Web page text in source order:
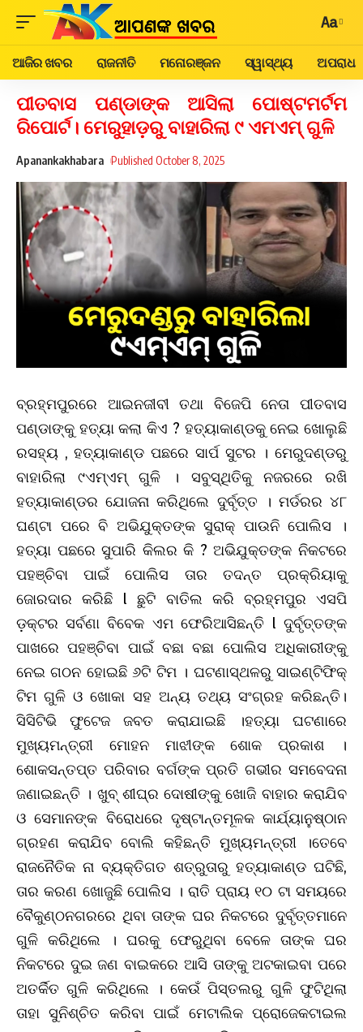
Aa
ଆଜିର ଖବର ରାଜନୀତି ମନୋରଞ୍ଜନ ସ୍ୱାସ୍ଥ୍ୟ ଅପରାଧ
ପୀତବାସ ପଣ୍ଡାଙ୍କ ଆସିଲା ପୋଷ୍ଟମର୍ଟମ
ରିପୋର୍ଟ। ମେରୁହାଡ଼ରୁ ବାହାରିଲା ୯ ଏମଏମ୍ ଗୁଳି
Apanankakhabara Published October 8, 2025
ବ୍ରହ୍ମପୁରରେ ଆଇନଜୀବୀ ତଥା ବିଜେପି ନେତା ପୀତବାସ
ପଣ୍ଡାଙ୍କୁ ହତ୍ୟା କଲା କିଏ ? ହତ୍ୟାକାଣ୍ଡକୁ ନେଇ ଖୋଲୁଛି
ରସହ୍ୟ , ହତ୍ୟାକାଣ୍ଡ ପଛରେ ସାର୍ପ ସୁଟର । ମେରୁଦଣ୍ଡରୁ
ବାହାରିଲା ୯ଏମ୍‌ଏମ୍‌ ଗୁଳି । ସବୁସ୍ଥିତିକୁ ନଜରରେ ରଖି
ହତ୍ୟାକାଣ୍ଡର ଯୋଜନା କରିଥିଲେ ଦୁର୍ବୃତ୍ତ । ମର୍ଡରର ୪୮
ଘଣ୍ଟା ପରେ ବି ଅଭିଯୁକ୍ତଙ୍କ ସୁରାକ୍ ପାଉନି ପୋଲିସ ।
ହତ୍ୟା ପଛରେ ସୁପାରି କିଲର କି ? ଅଭିଯୁକ୍ତଙ୍କ ନିକଟରେ
ପହଞ୍ଚିବା ପାଇଁ ପୋଲିସ ତାର ତଦନ୍ତ ପ୍ରକ୍ରିୟାକୁ
ଜୋରଦାର କରିଛି l ଛୁଟି ବାତିଲ କରି ବ୍ରହ୍ମପୁର ଏସପି
ଡ଼କ୍ଟର ସର୍ବଣା ବିବେକ ଏମ ଫେରିଆସିଛନ୍ତି l ଦୁର୍ବୃତ୍ତଙ୍କ
ପାଖରେ ପହଞ୍ଚିବା ପାଇଁ ବଛା ବଛା ପୋଲିସ ଅଧିକାରୀଙ୍କୁ
ନେଇ ଗଠନ ହୋଇଛି ୬ଟି ଟିମ । ଘଟଣାସ୍ଥଳରୁ ସାଇଣ୍ଟିଫିକ୍
ଟିମ ଗୁଳି ଓ ଖୋକା ସହ ଅନ୍ୟ ତଥ୍ୟ ସଂଗ୍ରହ କରିଛନ୍ତି।
ସିସିଟିଭି ଫୁଟେଜ ଜବତ କରାଯାଇଛି ।ହତ୍ୟା ଘଟଣାରେ
ମୁଖ୍ୟମନ୍ତ୍ରୀ ମୋହନ ମାଝୀଙ୍କ ଶୋକ ପ୍ରକାଶ ।
ଶୋକସନ୍ତପ୍ତ ପରିବାର ବର୍ଗଙ୍କ ପ୍ରତି ଗଭୀର ସମବେଦନା
ଜଣାଇଛନ୍ତି । ଖୁବ୍ ଶୀଘ୍ର ଦୋଷୀଙ୍କୁ ଖୋଜି ବାହାର କରାଯିବ
ଓ ସେମାନଙ୍କ ବିରୋଧରେ ଦୃଷ୍ଟାନ୍ତମୂଳକ କାର୍ଯ୍ୟାନୁଷ୍ଠାନ
ଗ୍ରହଣ କରାଯିବ ବୋଲି କହିଛନ୍ତି ମୁଖ୍ୟମନ୍ତ୍ରୀ ।ତେବେ
ରାଜନୈତିକ ନା ବ୍ୟକ୍ତିଗତ ଶତ୍ରୁତାରୁ ହତ୍ୟାକାଣ୍ଡ ଘଟିଛି,
ତାର କରଣ ଖୋଜୁଛି ପୋଲିସ । ରାତି ପ୍ରାୟ ୧୦ ଟା ସମୟରେ
ବୈକୁଣ୍ଠନଗରରେ ଥିବା ତାଙ୍କ ଘର ନିକଟରେ ଦୁର୍ବୃତ୍ତମାନେ
ଗୁଳି କରିଥିଲେ । ଘରକୁ ଫେରୁଥିବା ବେଳେ ତାଙ୍କ ଘର
ନିକଟରେ ଦୁଇ ଜଣ ବାଇକରେ ଆସି ତାଙ୍କୁ ଅଟକାଇବା ପରେ
ଅତର୍କିତ ଗୁଳି କରିଥିଲେ । କେଉଁ ପିସ୍ତଲରୁ ଗୁଳି ଫୁଟିଥିଲା
ତାହା ସୁନିଶ୍ଚିତ କରିବା ପାଇଁ ମେଟାଲିକ ପ୍ରୋଜେକଟାଇଲ